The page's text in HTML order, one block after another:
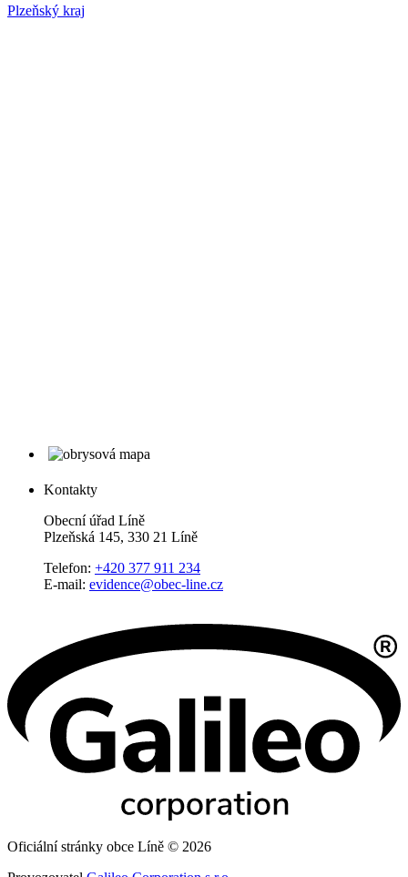
Plzeňský kraj
Kontakty
Obecní úřad Líně
Plzeňská 145, 330 21 Líně
Telefon: +420 377 911 234
E-mail: evidence@obec-line.cz
Oficiální stránky obce Líně © 2026